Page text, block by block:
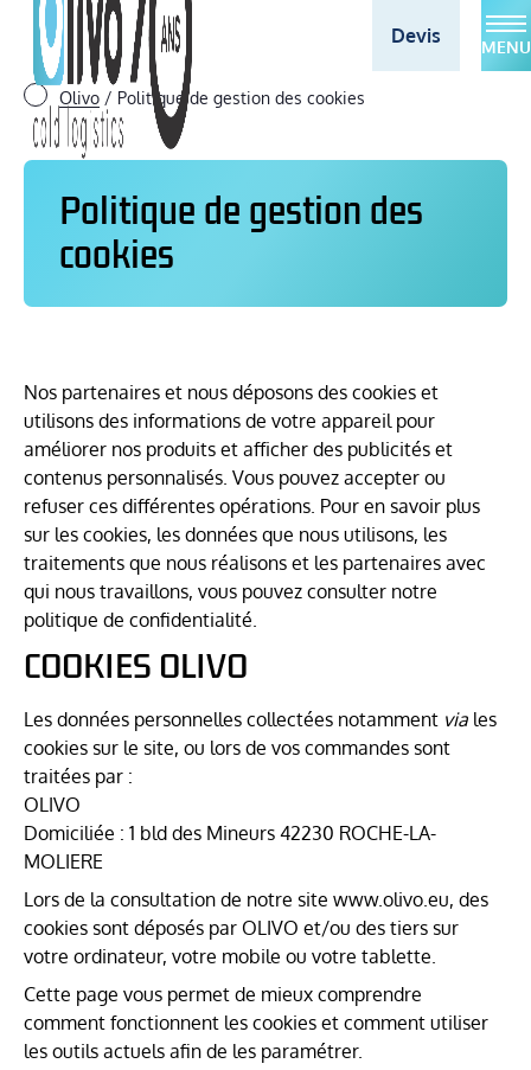
Devis MENU
Olivo / Politique de gestion des cookies
Politique de gestion des
cookies
Nos partenaires et nous déposons des cookies et
utilisons des informations de votre appareil pour
améliorer nos produits et afficher des publicités et
contenus personnalisés. Vous pouvez accepter ou
refuser ces différentes opérations. Pour en savoir plus
sur les cookies, les données que nous utilisons, les
traitements que nous réalisons et les partenaires avec
qui nous travaillons, vous pouvez consulter notre
politique de confidentialité.
COOKIES OLIVO
Les données personnelles collectées notamment via les
cookies sur le site, ou lors de vos commandes sont
traitées par :
OLIVO
Domiciliée : 1 bld des Mineurs 42230 ROCHE-LA-
MOLIERE
Lors de la consultation de notre site www.olivo.eu, des
cookies sont déposés par OLIVO et/ou des tiers sur
votre ordinateur, votre mobile ou votre tablette.
Cette page vous permet de mieux comprendre
comment fonctionnent les cookies et comment utiliser
les outils actuels afin de les paramétrer.